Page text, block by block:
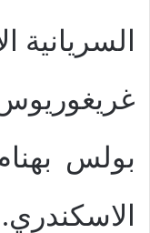
السريانية
بولس
الاسكندري.